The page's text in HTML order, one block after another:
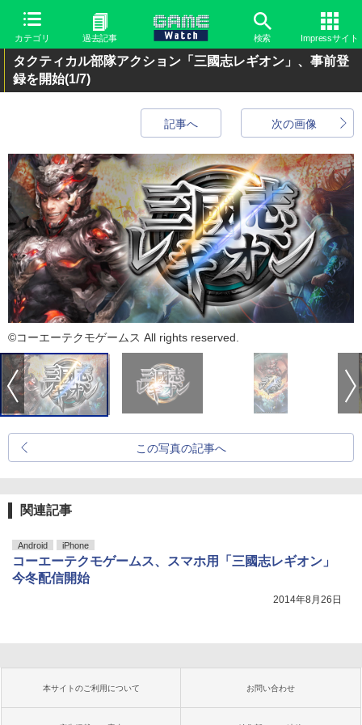
カテゴリ 過去記事 検索 Impressサイト
タクティカル部隊アクション「三國志レギオン」、事前登
録を開始(1/7)
次の画像
記事へ
©コーエーテクモゲームス All rights reserved.
この写真の記事へ
関連記事
Android iPhone
コーエーテクモゲームス、スマホ用「三國志レギオン」
今冬配信開始
2014年8月26日
本サイトのご利用について お問い合わせ